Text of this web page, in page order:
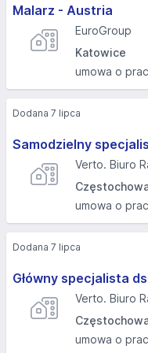
Malarz - Austria
EuroGroup
Katowice
umowa o
Samodzielny
Verto. Biuro
umowa o
Dodana 7 lipca
Główny specjalista
Verto. Biuro
umowa o
Dodana 7 lipca